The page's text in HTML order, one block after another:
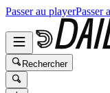
Passer au playerPasser
Rechercher